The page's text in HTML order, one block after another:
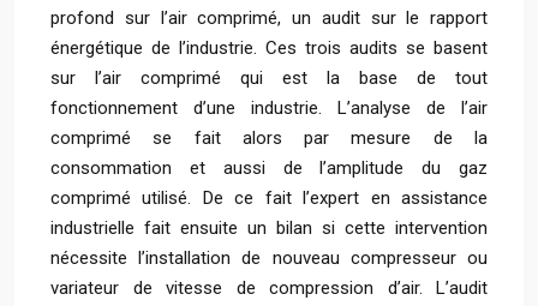
profond sur l’air comprimé, un audit sur le rapport
énergétique de l’industrie. Ces trois audits se basent
sur l’air comprimé qui est la base de tout
fonctionnement d’une industrie. L’analyse de l’air
comprimé se fait alors par mesure de la
consommation et aussi de l’amplitude du gaz
comprimé utilisé. De ce fait l’expert en assistance
industrielle fait ensuite un bilan si cette intervention
nécessite l’installation de nouveau compresseur ou
variateur de vitesse de compression d’air. L’audit